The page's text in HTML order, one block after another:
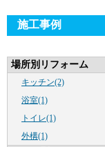
施工事例
場所別リフォーム
キッチン(2)
浴室(1)
トイレ(1)
外構(1)